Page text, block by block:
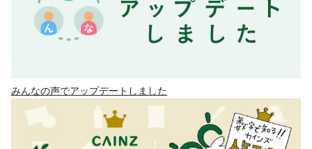
みんなの声でアップデートしました